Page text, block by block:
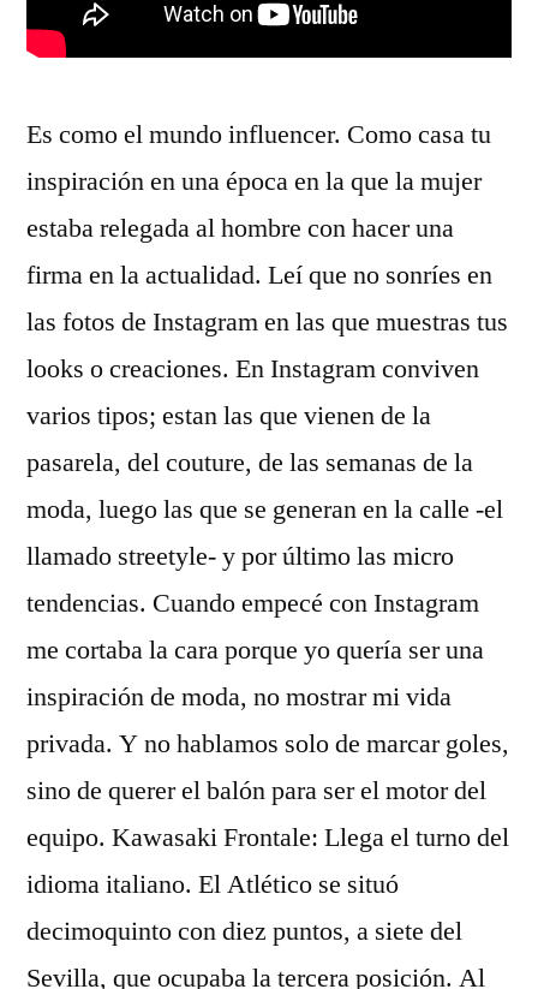
Es como el mundo influencer. Como casa tu
inspiración en una época en la que la mujer
estaba relegada al hombre con hacer una
firma en la actualidad. Leí que no sonríes en
las fotos de Instagram en las que muestras tus
looks o creaciones. En Instagram conviven
varios tipos; estan las que vienen de la
pasarela, del couture, de las semanas de la
moda, luego las que se generan en la calle -el
llamado streetyle- y por último las micro
tendencias. Cuando empecé con Instagram
me cortaba la cara porque yo quería ser una
inspiración de moda, no mostrar mi vida
privada. Y no hablamos solo de marcar goles,
sino de querer el balón para ser el motor del
equipo. Kawasaki Frontale: Llega el turno del
idioma italiano. El Atlético se situó
decimoquinto con diez puntos, a siete del
Sevilla, que ocupaba la tercera posición. Al